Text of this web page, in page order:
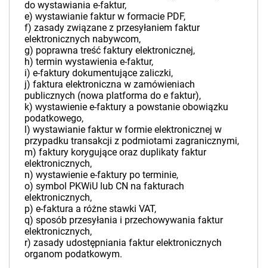
do wystawiania e-faktur,
e) wystawianie faktur w formacie PDF,
f) zasady związane z przesyłaniem faktur
elektronicznych nabywcom,
g) poprawna treść faktury elektronicznej,
h) termin wystawienia e-faktur,
i) e-faktury dokumentujące zaliczki,
j) faktura elektroniczna w zamówieniach
publicznych (nowa platforma do e faktur),
k) wystawienie e-faktury a powstanie obowiązku
podatkowego,
l) wystawianie faktur w formie elektronicznej w
przypadku transakcji z podmiotami zagranicznymi,
m) faktury korygujące oraz duplikaty faktur
elektronicznych,
n) wystawienie e-faktury po terminie,
o) symbol PKWiU lub CN na fakturach
elektronicznych,
p) e-faktura a różne stawki VAT,
q) sposób przesyłania i przechowywania faktur
elektronicznych,
r) zasady udostępniania faktur elektronicznych
organom podatkowym.